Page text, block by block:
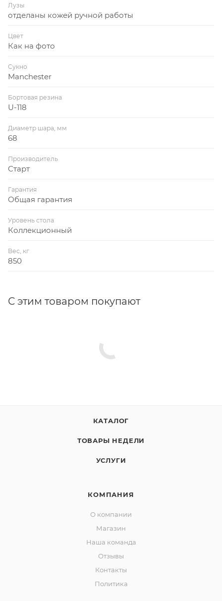
Лузы
отделаны кожей ручной работы
Цвет
Как на фото
Сукно
Manchester
Бортовая резина
U-118
Диаметр шара, мм
68
Производитель
Старт
Гарантия
Общая гарантия
Уровень стола
Коллекционный
Вес, кг
850
С этим товаром покупают
КАТАЛОГ
ТОВАРЫ НЕДЕЛИ
УСЛУГИ
КОМПАНИЯ
О компании
Магазин
Наша команда
Отзывы
Контакты
Политика